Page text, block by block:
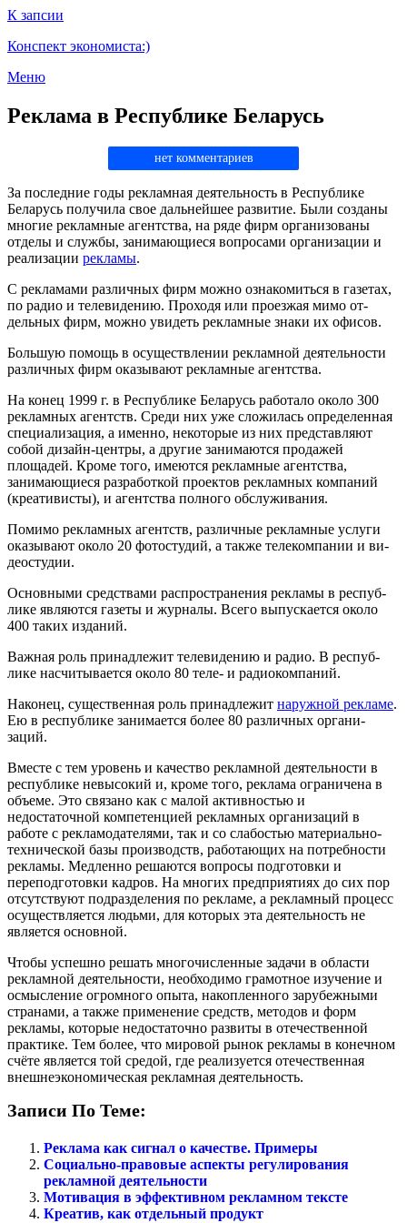
К запсии
Конспект экономиста:)
Меню
Реклама в Республике Беларусь
нет комментариев
За последние годы рекламная деятельность в Республике
Беларусь получила свое дальнейшее развитие. Были созданы
многие рекламные агентства, на ряде фирм организованы
отде­лы и службы, занимающиеся вопросами организации и
реали­зации рекламы.
С рекламами различных фирм можно ознакомиться в газе­тах,
по радио и телевидению. Проходя или проезжая мимо от­
дельных фирм, можно увидеть рекламные знаки их офисов.
Большую помощь в осуществлении рекламной деятельности
различных фирм оказывают рекламные агентства.
На конец 1999 г. в Республике Беларусь работало около 300
рекламных агентств. Среди них уже сложилась определен­ная
специализация, а именно, некоторые из них представляют
собой дизайн-центры, а другие занимаются продажей
площадей. Кроме того, имеются рекламные агентства,
занимающиеся раз­работкой проектов рекламных компаний
(креативисты), и агентства полного обслуживания.
Помимо рекламных агентств, различные рекламные услуги
оказывают около 20 фотостудий, а также телекомпании и ви­
деостудии.
Основными средствами распространения рекламы в респуб­
лике являются газеты и журналы. Всего выпускается около
400 таких изданий.
Важная роль принадлежит телевидению и радио. В респуб­
лике насчитывается около 80 теле- и радиокомпаний.
Наконец, существенная роль принадлежит наружной рек­ламе.
Ею в республике занимается более 80 различных органи­
заций.
Вместе с тем уровень и качество рекламной деятельности в
республике невысокий и, кроме того, реклама ограничена в
объ­еме. Это связано как с малой активностью и
недостаточной ком­петенцией рекламных организаций в
работе с рекламодателями, так и со слабостью материально-
технической базы производств, работающих на потребности
рекламы. Медленно решаются во­просы подготовки и
переподготовки кадров. На многих пред­приятиях до сих пор
отсутствуют подразделения по рекламе, а рекламный процесс
осуществляется людьми, для которых эта деятельность не
является основной.
Чтобы успешно решать многочисленные задачи в области
рекламной деятельности, необходимо грамотное изучение и
ос­мысление огромного опыта, накопленного зарубежными
страна­ми, а также применение средств, методов и форм
рекламы, ко­торые недостаточно развиты в отечественной
практике. Тем бо­лее, что мировой рынок рекламы в конечном
счёте является той средой, где реализуется отечественная
внешнеэкономическая рекламная деятельность.
Записи По Теме:
Реклама как сигнал о качестве. Примеры
Социально-правовые аспекты регулирования
рекламной деятельности
Мотивация в эффективном рекламном тексте
Креатив, как отдельный продукт